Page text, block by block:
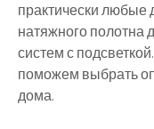
практически любые
натяжного полотна
систем с
поможем выбрать
дома.